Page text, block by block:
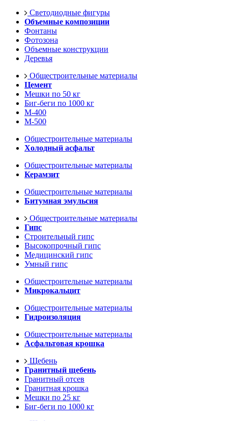
Светодиодные фигуры
Объемные композиции
Фонтаны
Фотозона
Объемные конструкции
Деревья
Общестроительные материалы
Цемент
Мешки по 50 кг
Биг-беги по 1000 кг
М-400
М-500
Общестроительные материалы
Холодный асфальт
Общестроительные материалы
Керамзит
Общестроительные материалы
Битумная эмульсия
Общестроительные материалы
Гипс
Строительный гипс
Высокопрочный гипс
Медицинский гипс
Умный гипс
Общестроительные материалы
Микрокальцит
Общестроительные материалы
Гидроизоляция
Общестроительные материалы
Асфальтовая крошка
Щебень
Гранитный щебень
Гранитный отсев
Гранитная крошка
Мешки по 25 кг
Биг-беги по 1000 кг